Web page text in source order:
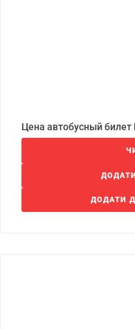
Цена автобусный билет
ДОДАТИ